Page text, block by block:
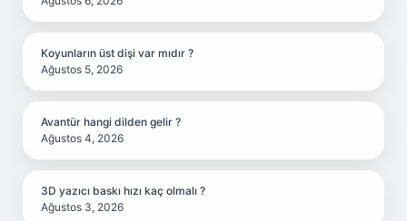
Koyunların üst dişi var mıdır ?
Ağustos 5, 2026
Avantür hangi dilden gelir ?
Ağustos 4, 2026
3D yazıcı baskı hızı kaç olmalı ?
Ağustos 3, 2026